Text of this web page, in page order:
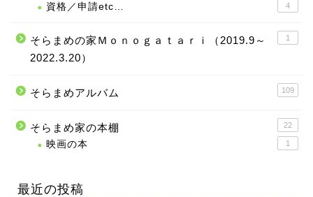
資格／申請etc… 4
そらまめの家Ｍｏｎｏｇａｔａｒｉ（2019.9～
2022.3.20）
1
そらまめアルバム 109
そらまめ家の本棚 22
映画の本 1
最近の投稿